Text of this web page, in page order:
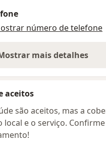
número de telefone
mais detalhes
sobre o endereço
aceitos
são aceitos, mas a
local e o serviço.